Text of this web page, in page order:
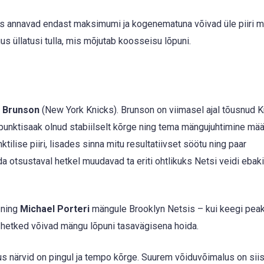
endast maksimumi ja kogenematuna võivad üle piiri
üllatusi tulla, mis mõjutab koosseisu lõpuni.
Brunson (New York Knicks). Brunson on viimasel ajal tõusnud
olnud stabiilselt kõrge ning tema mängujuhtimine
piiri, lisades sinna mitu resultatiivset söötu ning paar
otsustaval hetkel muudavad ta eriti ohtlikuks Netsi veidi
Michael Porteri mängule Brooklyn Netsis – kui keegi
võivad mängu lõpuni tasavägisena hoida.
närvid on pingul ja tempo kõrge. Suurem võiduvõimalus on